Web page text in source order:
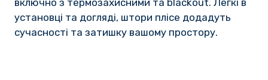
установці та догляді, штори плісе додадуть
сучасності та затишку вашому простору.